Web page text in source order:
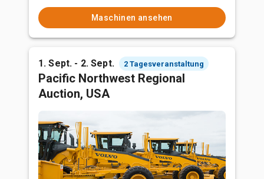
Maschinen ansehen
1. Sept. - 2. Sept. 2 Tagesveranstaltung
Pacific Northwest Regional
Auction, USA